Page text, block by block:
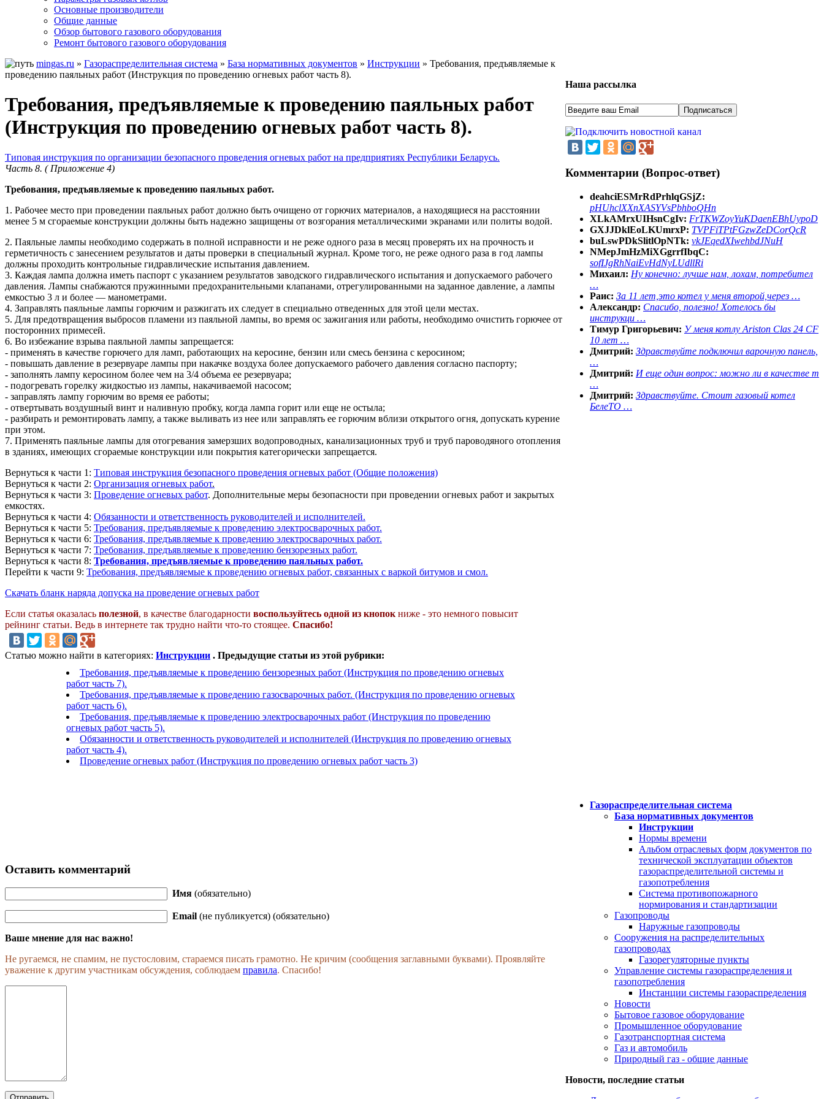
Основные производители
Общие данные
Обзор бытового газового оборудования
Ремонт бытового газового оборудования
mingas.ru » Газораспределительная система » База нормативных документов » Инструкции » Требования, предъявляемые к
проведению паяльных работ (Инструкция по проведению огневых работ часть 8).
Требования, предъявляемые к проведению паяльных работ
(Инструкция по проведению огневых работ часть 8).
Типовая инструкция по организации безопасного проведения огневых работ на предприятиях Республики Беларусь.
Часть 8. ( Приложение 4)
Требования, предъявляемые к проведению паяльных работ.
1. Рабочее место при проведении паяльных работ должно быть очищено от горючих материалов, а находящиеся на расстоянии
менее 5 м сгораемые конструкции должны быть надежно защищены от возгорания металлическими экранами или политы водой.
2. Паяльные лампы необходимо содержать в полной исправности и не реже одного раза в месяц проверять их на прочность и
герметичность с занесением результатов и даты проверки в специальный журнал. Кроме того, не реже одного раза в год лампы
должны проходить контрольные гидравлические испытания давлением.
3. Каждая лампа должна иметь паспорт с указанием результатов заводского гидравлического испытания и допускаемого рабочего
давления. Лампы снабжаются пружинными предохранительными клапанами, отрегулированными на заданное давление, а лампы
емкостью 3 л и более — манометрами.
4. Заправлять паяльные лампы горючим и разжигать их следует в специально отведенных для этой цели местах.
5. Для предотвращения выбросов пламени из паяльной лампы, во время ос зажигания или работы, необходимо очистить горючее от
посторонних примесей.
6. Во избежание взрыва паяльной лампы запрещается:
- применять в качестве горючего для ламп, работающих на керосине, бензин или смесь бензина с керосином;
- повышать давление в резервуаре лампы при накачке воздуха более допускаемого рабочего давления согласно паспорту;
- заполнять лампу керосином более чем на 3/4 объема ее резервуара;
- подогревать горелку жидкостью из лампы, накачиваемой насосом;
- заправлять лампу горючим во время ее работы;
- отвертывать воздушный винт и наливную пробку, когда лампа горит или еще не остыла;
- разбирать и ремонтировать лампу, а также выливать из нее или заправлять ее горючим вблизи открытого огня, допускать курение
при этом.
7. Применять паяльные лампы для отогревания замерзших водопроводных, канализационных труб и труб пароводяного отопления
в зданиях, имеющих сгораемые конструкции или покрытия категорически запрещается.
Вернуться к части 1: Типовая инструкция безопасного проведения огневых работ (Общие положения)
Вернуться к части 2: Организация огневых работ.
Вернуться к части 3: Проведение огневых работ. Дополнительные меры безопасности при проведении огневых работ и закрытых
емкостях.
Вернуться к части 4: Обязанности и ответственность руководителей и исполнителей.
Вернуться к части 5: Требования, предъявляемые к проведению электросварочных работ.
Вернуться к части 6: Требования, предъявляемые к проведению электросварочных работ.
Вернуться к части 7: Требования, предъявляемые к проведению бензорезных работ.
Вернуться к части 8: Требования, предъявляемые к проведению паяльных работ.
Перейти к части 9: Требования, предъявляемые к проведению огневых работ, связанных с варкой битумов и смол.
Скачать бланк наряда допуска на проведение огневых работ
Если статья оказалась полезной, в качестве благодарности воспользуйтесь одной из кнопок ниже - это немного повысит
рейнинг статьи. Ведь в интернете так трудно найти что-то стоящее. Спасибо!
Статью можно найти в категориях: Инструкции . Предыдущие статьи из этой рубрики:
Требования, предъявляемые к проведению бензорезных работ (Инструкция по проведению огневых
работ часть 7).
Требования, предъявляемые к проведению газосварочных работ. (Инструкция по проведению огневых
работ часть 6).
Требования, предъявляемые к проведению электросварочных работ (Инструкция по проведению
огневых работ часть 5).
Обязанности и ответственность руководителей и исполнителей (Инструкция по проведению огневых
работ часть 4).
Проведение огневых работ (Инструкция по проведению огневых работ часть 3)
Оставить комментарий
Имя (обязательно)
Email (не публикуется) (обязательно)
Ваше мнение для нас важно!
Не ругаемся, не спамим, не пустословим, стараемся писать грамотно. Не кричим (сообщения заглавными буквами). Проявляйте
уважение к другим участникам обсуждения, соблюдаем правила. Спасибо!
Наша рассылка
Комментарии (Вопрос-ответ)
deahciESMrRdPrhlqGSjZ:
pHUhclXXnXASYVsPbhboQHn
XLkAMrxUIHsnCgIv: FrTKWZoyYuKDaenEBhUypoD
GXJJDklEoLKUmrxP: TVPFiTPtFGzwZeDCorQcR
buLswPDkSlitlOpNTk: vkJEqedXIwehbdJNuH
NMepJmHzMiXGgrrfIbqC:
sofIJgRhNaiEvHdNyLUdllRi
Михаил: Ну конечно: лучше нам, лохам, потребител
…
Раис: За 11 лет,это котел у меня второй,через …
Александр: Спасибо, полезно! Хотелось бы
инструкци …
Тимур Григорьевич: У меня котлу Ariston Clas 24 CF
10 лет …
Дмитрий: Здравствуйте подключил варочную панель,
…
Дмитрий: И еще один вопрос: можно ли в качестве т
…
Дмитрий: Здравствуйте. Стоит газовый котел
БелеТО …
Газораспределительная система
База нормативных документов
Инструкции
Нормы времени
Альбом отраслевых форм документов по
технической эксплуатации объектов
газораспределительной системы и
газопотребления
Система противопожарного
нормирования и стандартизации
Газопроводы
Наружные газопроводы
Сооружения на распределительных
газопроводах
Газорегуляторные пункты
Управление системы газораспределения и
газопотребления
Инстанции системы газораспределения
Новости
Бытовое газовое оборудование
Промышленное оборудование
Газотранспортная система
Газ и автомобиль
Природный газ - общие данные
Новости, последние статьи